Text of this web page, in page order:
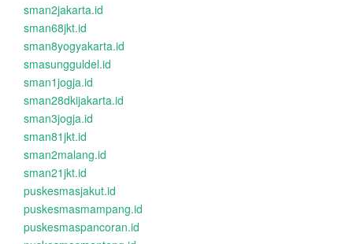
sman2jakarta.id
sman68jkt.id
sman8yogyakarta.id
smasungguldel.id
sman1jogja.id
sman28dkijakarta.id
sman3jogja.id
sman81jkt.id
sman2malang.id
sman21jkt.id
puskesmasjakut.id
puskesmasmampang.id
puskesmaspancoran.id